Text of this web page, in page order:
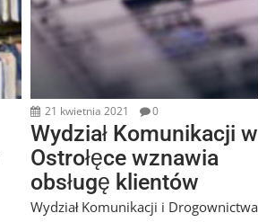
21 kwietnia 2021 0
Wydział Komunikacji w
Ostrołęce wznawia
obsługę klientów
Wydział Komunikacji i Drogownictwa